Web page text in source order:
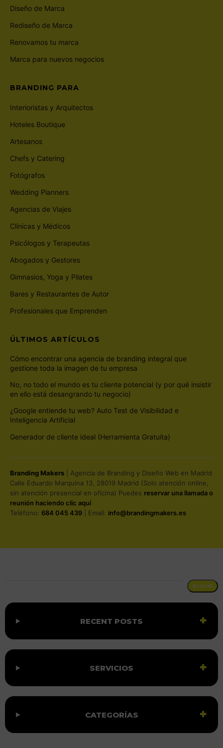
Diseño de Marca
Rediseño de Marca
Renovamos tu marca
Marca para nuevos negocios
BRANDING PARA
Interioristas y Arquitectos
Hoteles Boutique
Artesanos
Chefs y Catering
Fotógrafos
Wedding Planners
Agencias de Viajes
Clínicas y Médicos
Psicólogos y Terapeutas
Abogados y Gestores
Gimnasios, Yoga y Pilates
Bares y Restaurantes de Autor
Profesionales que Emprenden
ÚLTIMOS ARTÍCULOS
Cómo encontrar una agencia de branding integral que
gestione toda la imagen de tu empresa
No, no todo el mundo es tu cliente potencial (y por qué insistir
en ello está desangrando tu negocio)
¿Google entiende tu web? Auto Test de Visibilidad e
Inteligencia Artificial
Generador de cliente ideal (Herramienta Gratuita)
Branding Makers | Agencia de Branding y Diseño Web en Madrid
Calle Eduardo Marquina 13, 28019 Madrid (Solo atención online,
sin atención presencial en oficina) Puedes reservar una llamada o
reunión haciendo clic aquí
Teléfono: 684 045 439 | Email: info@brandingmakers.es
BUSCAR
RECENT POSTS
SERVICIOS
CATEGORÍAS